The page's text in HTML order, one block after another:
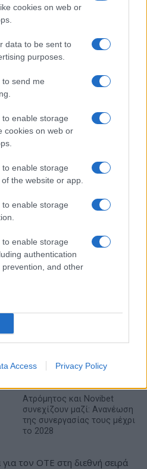
cookies on web or
data to be sent to
purposes.
to send me
enable storage
cookies on web or
enable storage
the website or app.
enable storage
enable storage
authentication
and other
Access Privacy Policy
Το νέο ψηφιακό καθεστώς της
Kατάθεση αιτήσεων
ανεξάρτητα από το
την κορυφή της
Ατρόμητος και Novibet
συνεχίζουν μαζί: Ανανέωση
της συνεργασίας τους μέχρι
το 2028